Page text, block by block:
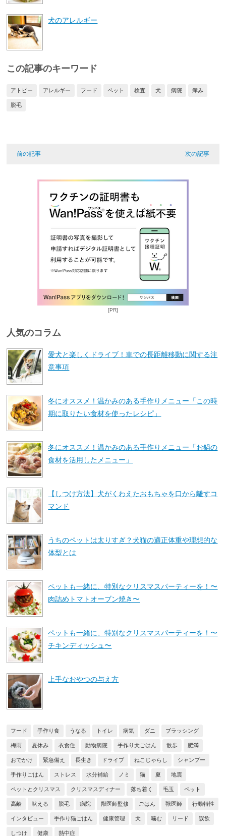
犬のアレルギー
この記事のキーワード
アトピー アレルギー フード ペット 検査 犬 病院 痒み
脱毛
前の記事 次の記事
[PR]
人気のコラム
愛犬と楽しくドライブ！車での長距離移動に関する注
意事項
冬にオススメ！温かみのある手作りメニュー「この時
期に取りたい食材を使ったレシピ」
冬にオススメ！温かみのある手作りメニュー「お鍋の
食材を活用したメニュー」
【しつけ方法】犬がくわえたおもちゃを口から離すコ
マンド
うちのペットは太りすぎ？犬猫の適正体重や理想的な
体型とは
ペットも一緒に、特別なクリスマスパーティーを！〜
肉詰めトマトオーブン焼き〜
ペットも一緒に、特別なクリスマスパーティーを！〜
チキンディッシュ〜
上手なおやつの与え方
フード 手作り食 うなる トイレ 病気 ダニ ブラッシング
梅雨 夏休み 衣食住 動物病院 手作り犬ごはん 散歩 肥満
おでかけ 緊急備え 長生き ドライブ ねこじゃらし シャンプー
手作りごはん ストレス 水分補給 ノミ 猫 夏 地震
ペットとクリスマス クリスマスディナー 落ち着く 毛玉 ペット
高齢 吠える 脱毛 病院 獣医師監修 ごはん 獣医師 行動特性
インタビュー 手作り猫ごはん 健康管理 犬 噛む リード 誤飲
しつけ 健康 熱中症